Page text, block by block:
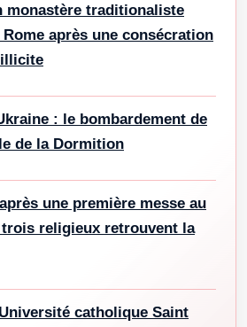
monastère traditionaliste
après une consécration
: le bombardement de
de la Dormition
une première messe au
trois religieux retrouvent la
catholique Saint